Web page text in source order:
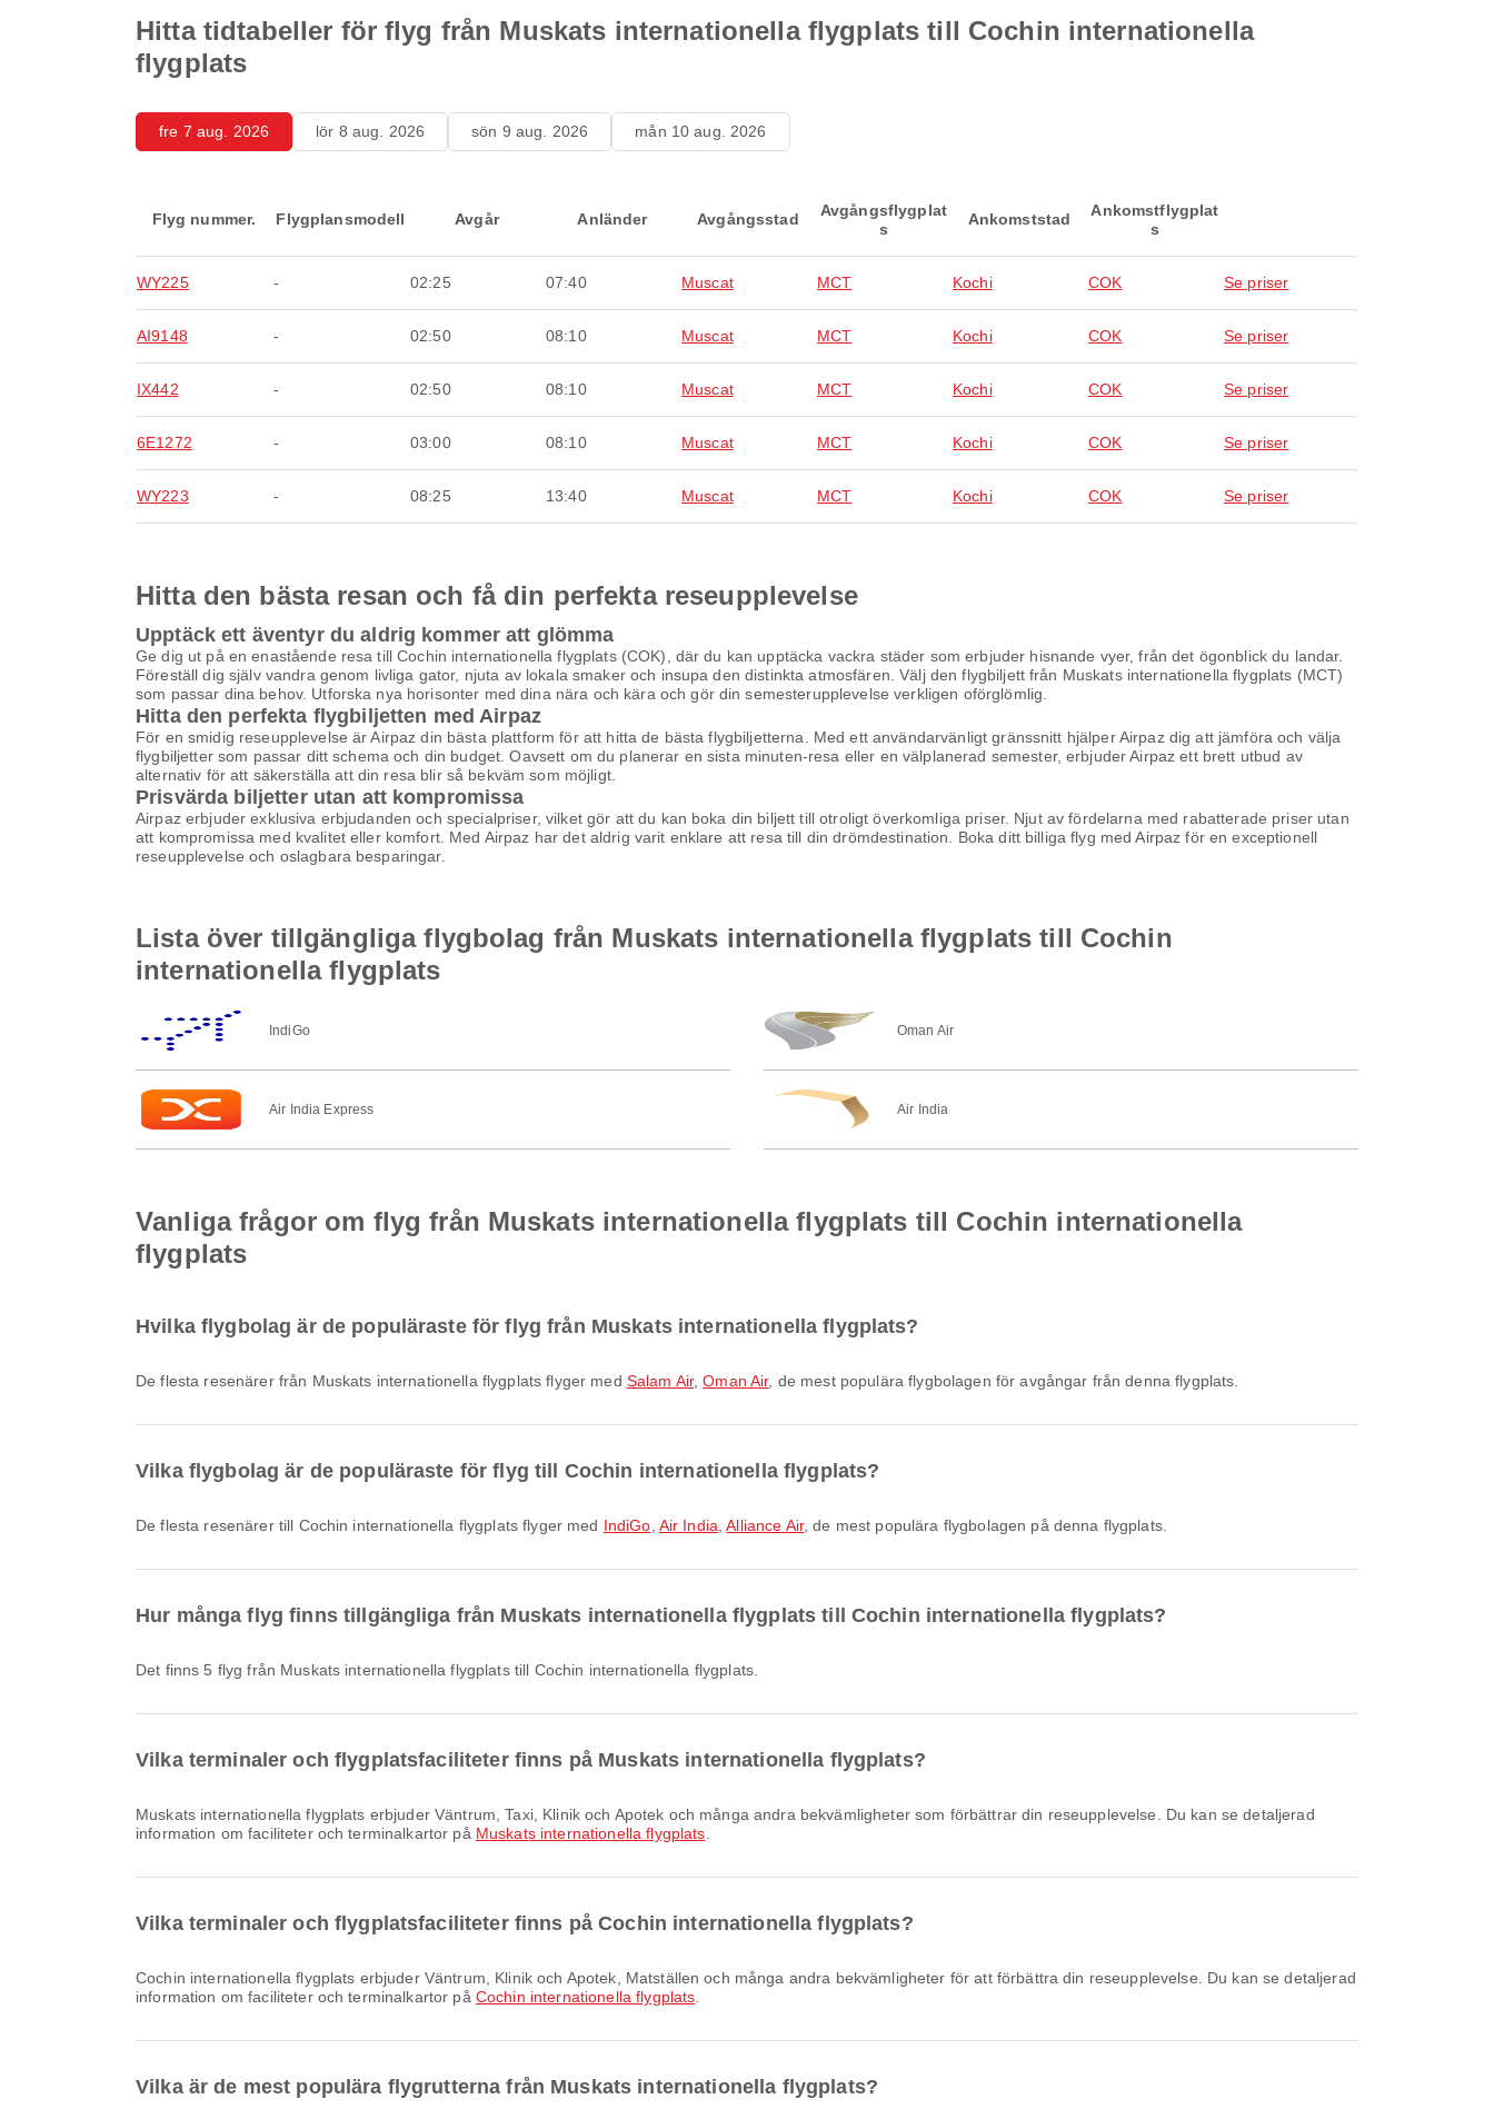
Hitta tidtabeller för flyg från Muskats internationella flygplats till Cochin internationella
flygplats
fre 7 aug. 2026 lör 8 aug. 2026 sön 9 aug. 2026 mån 10 aug. 2026
Flyg nummer. Flygplansmodell Avgår Anländer Avgångsstad
Avgångsflygplat
s
Ankomststad
Ankomstflygplat
s
WY225 - 02:25 07:40 Muscat MCT Kochi COK Se priser
AI9148 - 02:50 08:10 Muscat MCT Kochi COK Se priser
IX442 - 02:50 08:10 Muscat MCT Kochi COK Se priser
6E1272 - 03:00 08:10 Muscat MCT Kochi COK Se priser
WY223 - 08:25 13:40 Muscat MCT Kochi COK Se priser
Hitta den bästa resan och få din perfekta reseupplevelse
Upptäck ett äventyr du aldrig kommer att glömma
Ge dig ut på en enastående resa till Cochin internationella flygplats (COK), där du kan upptäcka vackra städer som erbjuder hisnande vyer, från det ögonblick du landar.
Föreställ dig själv vandra genom livliga gator, njuta av lokala smaker och insupa den distinkta atmosfären. Välj den flygbiljett från Muskats internationella flygplats (MCT)
som passar dina behov. Utforska nya horisonter med dina nära och kära och gör din semesterupplevelse verkligen oförglömlig.
Hitta den perfekta flygbiljetten med Airpaz
För en smidig reseupplevelse är Airpaz din bästa plattform för att hitta de bästa flygbiljetterna. Med ett användarvänligt gränssnitt hjälper Airpaz dig att jämföra och välja
flygbiljetter som passar ditt schema och din budget. Oavsett om du planerar en sista minuten-resa eller en välplanerad semester, erbjuder Airpaz ett brett utbud av
alternativ för att säkerställa att din resa blir så bekväm som möjligt.
Prisvärda biljetter utan att kompromissa
Airpaz erbjuder exklusiva erbjudanden och specialpriser, vilket gör att du kan boka din biljett till otroligt överkomliga priser. Njut av fördelarna med rabatterade priser utan
att kompromissa med kvalitet eller komfort. Med Airpaz har det aldrig varit enklare att resa till din drömdestination. Boka ditt billiga flyg med Airpaz för en exceptionell
reseupplevelse och oslagbara besparingar.
Lista över tillgängliga flygbolag från Muskats internationella flygplats till Cochin
internationella flygplats
IndiGo Oman Air
Air India Express Air India
Vanliga frågor om flyg från Muskats internationella flygplats till Cochin internationella
flygplats
Hvilka flygbolag är de populäraste för flyg från Muskats internationella flygplats?
De flesta resenärer från Muskats internationella flygplats flyger med Salam Air,Oman Air, de mest populära flygbolagen för avgångar från denna flygplats.
Vilka flygbolag är de populäraste för flyg till Cochin internationella flygplats?
De flesta resenärer till Cochin internationella flygplats flyger med IndiGo Air India ,Alliance Air, de mest populära flygbolagen på denna flygplats.
Hur många flyg finns tillgängliga från Muskats internationella flygplats till Cochin internationella flygplats?
Det finns 5 flyg från Muskats internationella flygplats till Cochin internationella flygplats.
Vilka terminaler och flygplatsfaciliteter finns på Muskats internationella flygplats?
Muskats internationella flygplats erbjuder Väntrum, Taxi, Klinik och Apotek och många andra bekvämligheter som förbättrar din reseupplevelse. Du kan se detaljerad
information om faciliteter och terminalkartor på Muskats internationella flygplats
Vilka terminaler och flygplatsfaciliteter finns på Cochin internationella flygplats?
Cochin internationella flygplats erbjuder Väntrum, Klinik och Apotek, Matställen och många andra bekvämligheter för att förbättra din reseupplevelse. Du kan se detaljerad
information om faciliteter och terminalkartor på Cochin internationella flygplats
Vilka är de mest populära flygrutterna från Muskats internationella flygplats?